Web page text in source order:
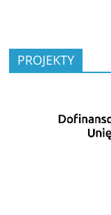
PROJEKTY